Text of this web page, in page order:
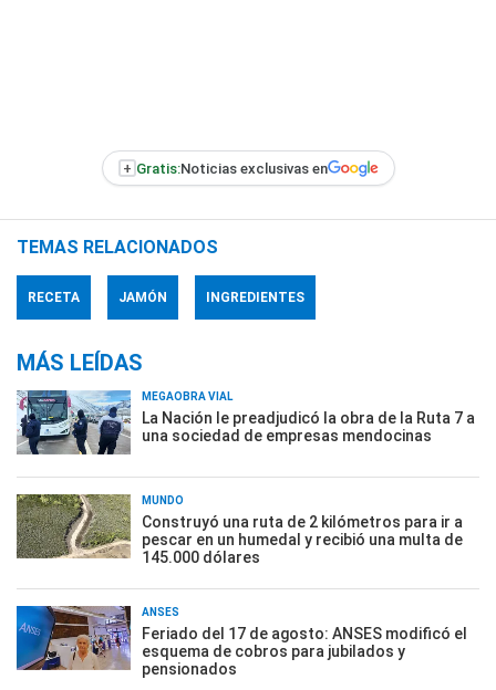
+ Gratis:Noticias exclusivas en
TEMAS RELACIONADOS
RECETA JAMÓN INGREDIENTES
MÁS LEÍDAS
MEGAOBRA VIAL
La Nación le preadjudicó la obra de la Ruta 7 a
una sociedad de empresas mendocinas
MUNDO
Construyó una ruta de 2 kilómetros para ir a
pescar en un humedal y recibió una multa de
145.000 dólares
ANSES
Feriado del 17 de agosto: ANSES modificó el
esquema de cobros para jubilados y
pensionados